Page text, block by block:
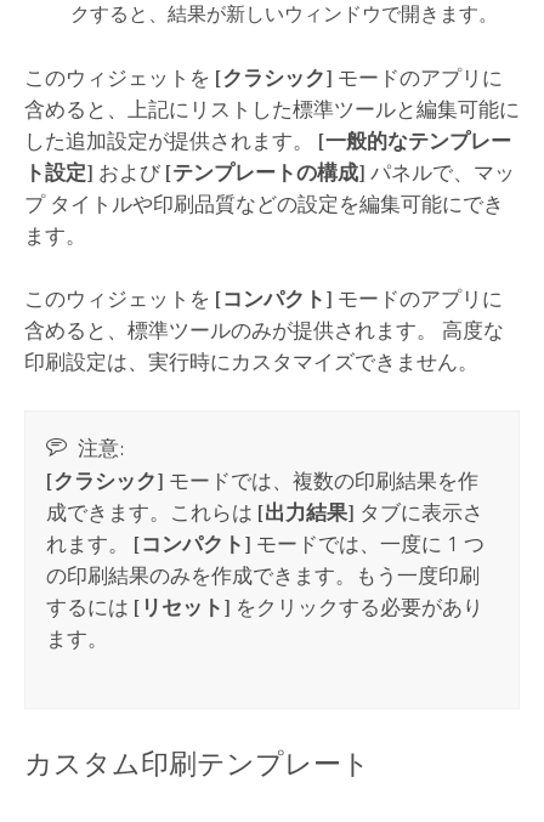
クすると、結果が新しいウィンドウで開きます。
このウィジェットを [クラシック] モードのアプリに
含めると、上記にリストした標準ツールと編集可能に
した追加設定が提供されます。 [一般的なテンプレー
ト設定] および [テンプレートの構成] パネルで、マッ
プ タイトルや印刷品質などの設定を編集可能にでき
ます。
このウィジェットを [コンパクト] モードのアプリに
含めると、標準ツールのみが提供されます。 高度な
印刷設定は、実行時にカスタマイズできません。
注意:
[クラシック] モードでは、複数の印刷結果を作
成できます。これらは [出力結果] タブに表示さ
れます。 [コンパクト] モードでは、一度に 1 つ
の印刷結果のみを作成できます。もう一度印刷
するには [リセット] をクリックする必要があり
ます。
カスタム印刷テンプレート